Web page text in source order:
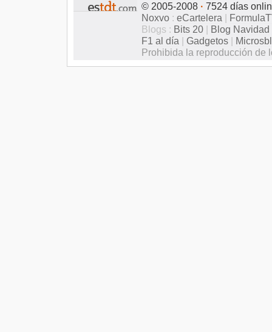
© 2005-2008 · 7524 días
Noxvo : eCartelera |
Blogs : Bits 20 | Blog Navidad
F1 al día | Gadgetos |
Prohibida la reproducción de